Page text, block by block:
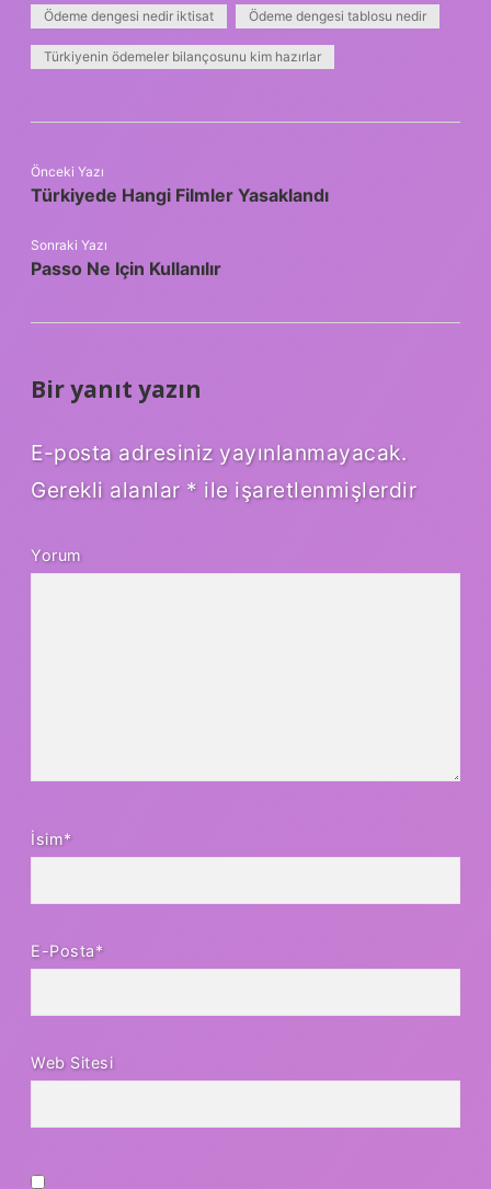
Ödeme dengesi nedir iktisat Ödeme dengesi tablosu nedir
Türkiyenin ödemeler bilançosunu kim hazırlar
Önceki Yazı
Türkiyede Hangi Filmler Yasaklandı
Sonraki Yazı
Passo Ne Için Kullanılır
Bir yanıt yazın
E-posta adresiniz yayınlanmayacak.
Gerekli alanlar * ile işaretlenmişlerdir
Yorum
İsim*
E-Posta*
Web Sitesi